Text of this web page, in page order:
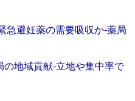
急避妊薬の需要吸収か‐薬局
の地域貢献‐立地や集中率で